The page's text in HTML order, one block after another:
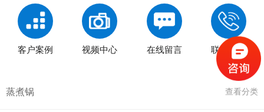
客户案例 视频中心 在线留言 联系我们
蒸煮锅 查看分类